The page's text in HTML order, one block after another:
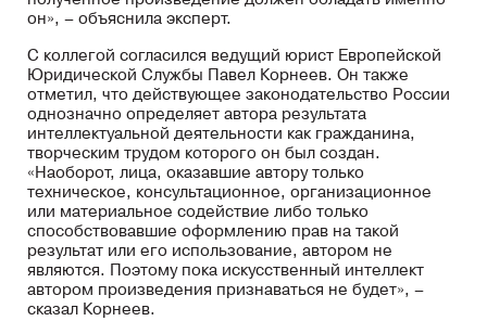
он», – объяснила эксперт.
С коллегой согласился ведущий юрист Европейской
Юридической Службы Павел Корнеев. Он также
отметил, что действующее законодательство России
однозначно определяет автора результата
интеллектуальной деятельности как гражданина,
творческим трудом которого он был создан.
«Наоборот, лица, оказавшие автору только
техническое, консультационное, организационное
или материальное содействие либо только
способствовавшие оформлению прав на такой
результат или его использование, автором не
являются. Поэтому пока искусственный интеллект
автором произведения признаваться не будет», –
сказал Корнеев.